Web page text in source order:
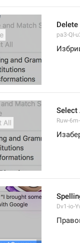
Delete
pa3-QI-
Select
Ruw-
Dv1-io-